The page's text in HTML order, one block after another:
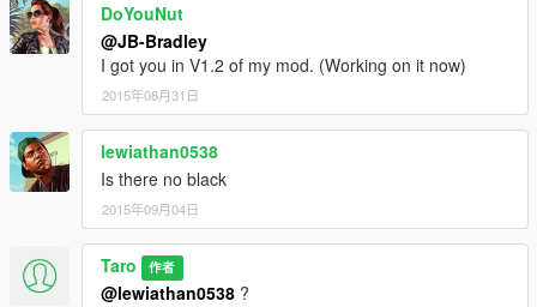
DoYouNut
@JB-Bradley
I got you in V1.2 of my mod. (Working on it now)
2015年08月31日
lewiathan0538
Is there no black
2015年09月04日
Taro 作者
@lewiathan0538 ?